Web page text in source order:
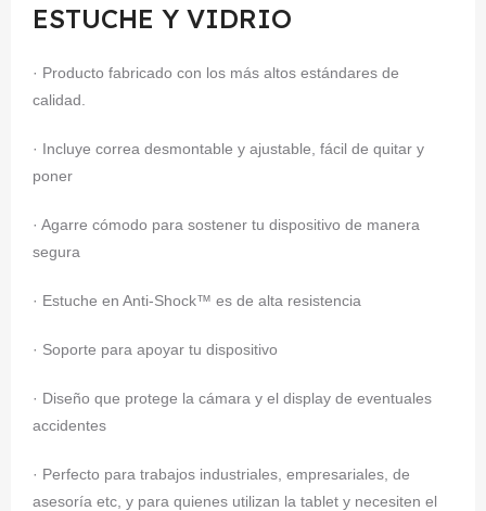
ESTUCHE Y VIDRIO
· Producto fabricado con los más altos estándares de
calidad.
· Incluye correa desmontable y ajustable, fácil de quitar y
poner
· Agarre cómodo para sostener tu dispositivo de manera
segura
· Estuche en Anti-Shock™ es de alta resistencia
· Soporte para apoyar tu dispositivo
· Diseño que protege la cámara y el display de eventuales
accidentes
· Perfecto para trabajos industriales, empresariales, de
asesoría etc, y para quienes utilizan la tablet y necesiten el